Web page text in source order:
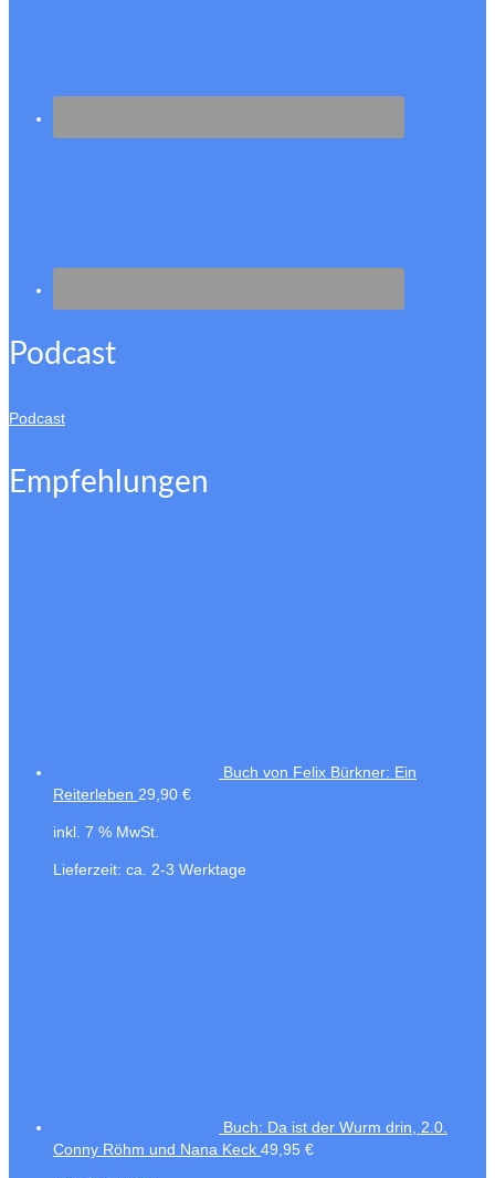
Podcast
Podcast
Empfehlungen
Buch von Felix Bürkner: Ein
Reiterleben 29,90 €
inkl. 7 % MwSt.
Lieferzeit: ca. 2-3 Werktage
Buch: Da ist der Wurm drin, 2.0.
Conny Röhm und Nana Keck 49,95 €